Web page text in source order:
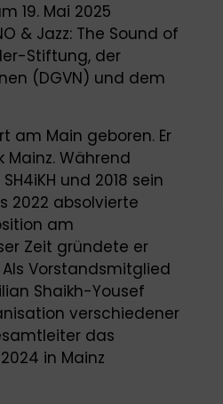
19. Mai 2025
& Jazz: The Sound of
Stiftung, der
(DGVN) und dem
am Main geboren. Er
Während
und 2018 sein
2022 absolvierte
am
Zeit gründete er
Als Vorstandsmitglied
Shaikh-Yousef
verschiedener
das
in Mainz